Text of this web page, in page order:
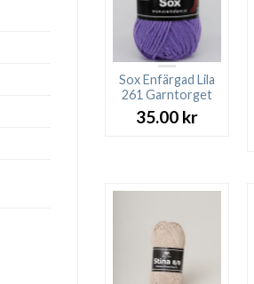
Sox Enfärgad Lila
261 Garntorget
35.00 kr